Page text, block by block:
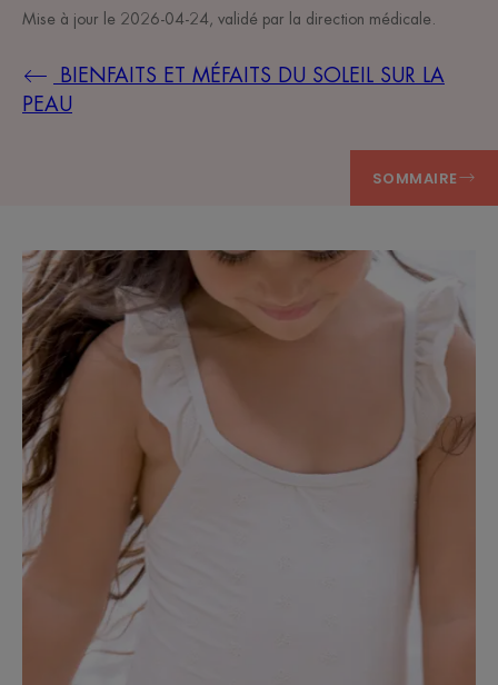
Mise à jour le 2026-04-24, validé par la direction médicale
BIENFAITS ET MÉFAITS DU SOLEIL SUR LA
PEAU
SOMMAIRE